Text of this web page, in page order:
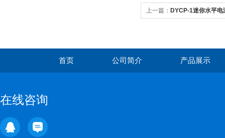
上一篇： DYCP-1迷你水平电
首页 公司简介 产品展示
在线咨询